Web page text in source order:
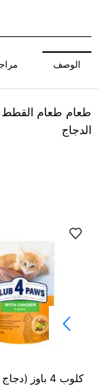
الوصف
طعام طعام القطط
الدجاج
كلوب 4 باوز (دجاج – قطط)